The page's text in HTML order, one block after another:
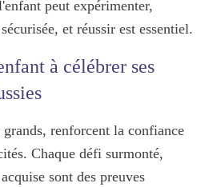
peut expérimenter,
et réussir est essentiel.
à célébrer ses
grands, renforcent la confiance
Chaque défi surmonté,
sont des preuves